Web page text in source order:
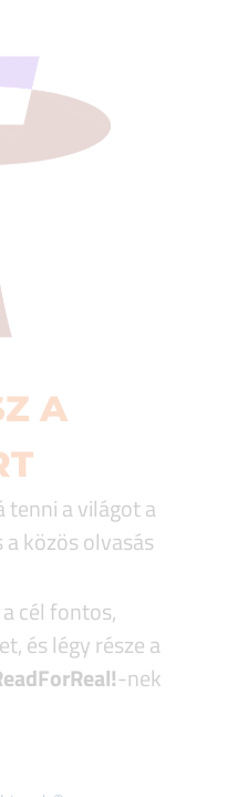
A
tenni a világot a
közös olvasás
cél fontos,
és légy része a
!-nek